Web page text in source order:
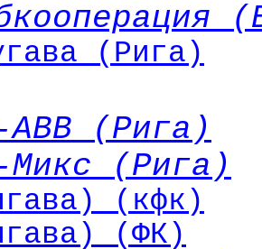
(Рига)
АВВ (Рига)
Микс (Рига)
(кфк)
(ФК)